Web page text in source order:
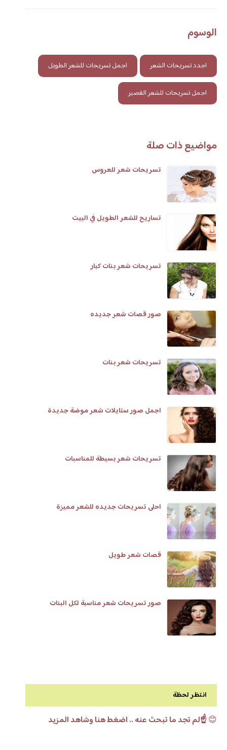
الوسوم
اجدد تسريحات الشعر اجمل تسريحات للشعر الطويل
اجمل تسريحات للشعر القصير
مواضيع ذات صلة
تسريحات شعر للعروس
تساريح للشعر الطويل في البيت
تسريحات شعر بنات كبار
صور قصات شعر جديده
تسريحات شعر بنات
اجمل صور ستايلات شعر موضة جديدة
تسريحات شعر بسيطة للمناسبات
احلى تسريحات جديده للشعر مميزة
قصات شعر طويل
صور تسريحات شعر مناسبة لكل البنات
انتظر لحظة
😊☝️لم تجد ما تبحث عنه .. اضغط هنا وشاهد المزيد